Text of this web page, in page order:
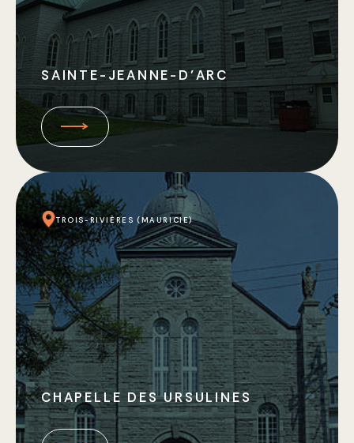
SAINTE-JEANNE-D’ARC
TROIS-RIVIÈRES (MAURICIE)
CHAPELLE DES URSULINES